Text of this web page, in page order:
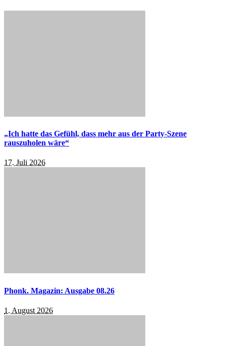
„Ich hatte das Gefühl, dass mehr aus der Party-Szene
rauszuholen wäre“
17. Juli 2026
Phonk. Magazin: Ausgabe 08.26
1. August 2026